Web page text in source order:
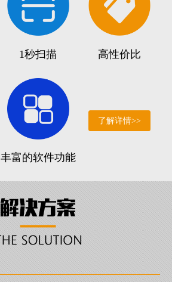
1秒扫描 高性价比
丰富的软件功能
了解详情>>